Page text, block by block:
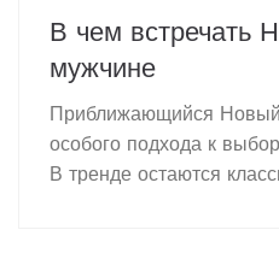
В чем встречать
мужчине
Приближающийся Новый
особого подхода к
В тренде остаются